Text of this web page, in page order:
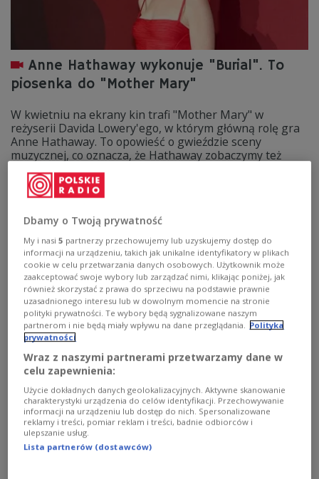
Anne Hathaway wykonuje "Burial". To
piosenka do "Mother Mary"
W kwietniu na ekrany kin trafi "Mother Mary" w
reżyserii Davida Lowery'ego, w którym główną rolę gra
Anne Hathaway. To opowieść o gwieździe sceny
muzycznej, co oznacza, że Hathaway zobaczymy też
śpiewającą - "Burial" to pierwszy singiel do filmu, a tekst
tego utworu napisała Charli XCX.
Zobacz więcej na temat:
Anne Hathaway z singlem. Premiera
piosenki "Burial" do filmu "Mother Mary"
Anne Hathaway nagrała piosenkę do filmu, w którym
wciela się w główną rolę. O laureatce Oscara ponownie
Dbamy o Twoją prywatność
My i nasi5 partnerzy przechowujemy lub uzyskujemy dostęp do
informacji na urządzeniu, takich jak unikalne identyfikatory w plikach
cookie w celu przetwarzania danych osobowych. Użytkownik może
zaakceptować swoje wybory lub zarządzać nimi, klikając poniżej, jak
również skorzystać z prawa do sprzeciwu na podstawie prawnie
uzasadnionego interesu lub w dowolnym momencie na stronie
polityki prywatności. Te wybory będą sygnalizowane naszym
partnerom i nie będą miały wpływu na dane przeglądania. Polityka
prywatności
Wraz z naszymi partnerami przetwarzamy dane w
celu zapewnienia:
Użycie dokładnych danych geolokalizacyjnych. Aktywne skanowanie
charakterystyki urządzenia do celów identyfikacji. Przechowywanie
informacji na urządzeniu lub dostęp do nich. Spersonalizowane
reklamy i treści, pomiar reklam i treści, badnie odbiorców i
ulepszanie usług.
Lista partnerów (dostawców)